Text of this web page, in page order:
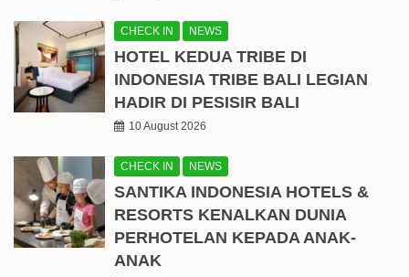
CHECK IN NEWS
HOTEL KEDUA TRIBE DI
INDONESIA TRIBE BALI LEGIAN
HADIR DI PESISIR BALI
10 August 2026
CHECK IN NEWS
SANTIKA INDONESIA HOTELS &
RESORTS KENALKAN DUNIA
PERHOTELAN KEPADA ANAK-
ANAK